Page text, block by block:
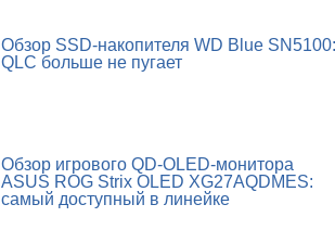
Обзор SSD-накопителя WD Blue SN5100:
QLC больше не пугает
Обзор игрового QD-OLED-монитора
ASUS ROG Strix OLED XG27AQDMES:
самый доступный в линейке